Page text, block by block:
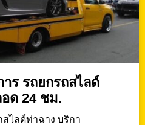
ร รถยกรถสไลด์
ด 24 ชม.
ไลด์ท่าฉาง บริกา